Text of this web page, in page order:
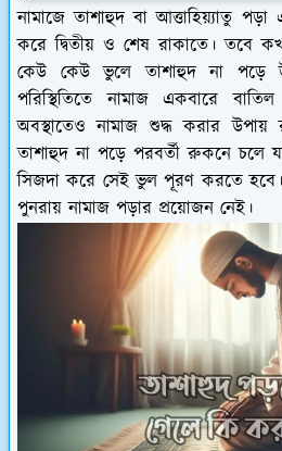
নামাজে তাশাহুদ বা আত্তাহিয়্যাতু
করে দ্বিতীয় ও শেষ রাকাতে। তবে
কেউ কেউ ভুলে তাশাহুদ না পড়ে
পরিস্থিতিতে নামাজ একবারে
অবস্থাতেও নামাজ শুদ্ধ করার উপায়
তাশাহুদ না পড়ে পরবর্তী রুকনে চলে
সিজদা করে সেই ভুল পূরণ করতে
পুনরায় নামাজ পড়ার প্রয়োজন নেই।